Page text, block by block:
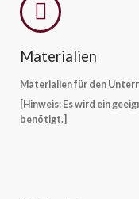
Materialien
Materialien für den
[Hinweis: Es wird ein
benötigt.]